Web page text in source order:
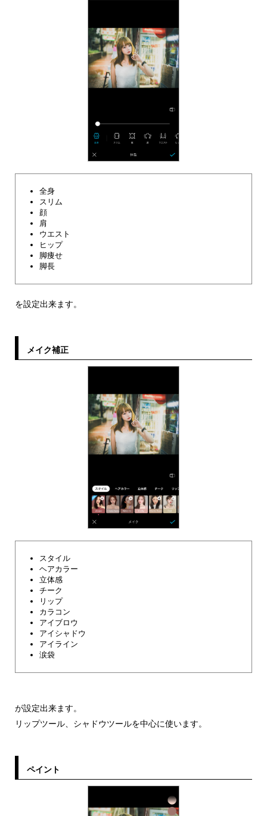
全身
スリム
顔
肩
ウエスト
ヒップ
脚痩せ
脚長
を設定出来ます。
メイク補正
スタイル
ヘアカラー
立体感
チーク
リップ
カラコン
アイブロウ
アイシャドウ
アイライン
涙袋
が設定出来ます。
リップツール、シャドウツールを中心に使います。
ペイント